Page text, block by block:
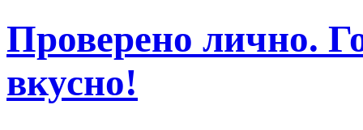
Проверено лично.
вкусно!